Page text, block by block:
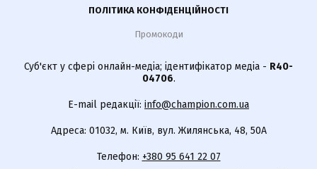
ПОЛІТИКА КОНФІДЕНЦІЙНОСТІ
Промокоди
Суб'єкт у сфері онлайн-медіа; ідентифікатор медіа - R40-
04706.
E-mail редакції: info@champion.com.ua
Адреса: 01032, м. Київ, вул. Жилянська, 48, 50А
Телефон: +380 95 641 22 07